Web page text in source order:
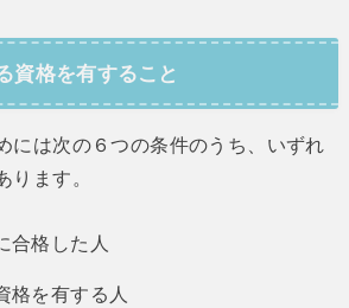
資格を有すること
には次の６つの条件のうち、いずれ
ります。
合格した人
格を有する人